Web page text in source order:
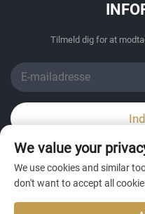
Tilmeld dig for at
Wechat
We value your
We use cookies and similar
don't want to accept all